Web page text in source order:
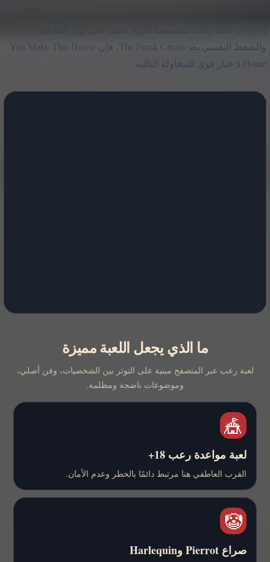
والضغط النفسي بعد The Freak Circus، فإن You Make This House
a Home خيار قوي للمحاولة التالية.
ما الذي يجعل اللعبة مميزة
لعبة رعب عبر المتصفح مبنية على التوتر بين الشخصيات، وفن أصلي،
وموضوعات ناضجة ومظلمة.
🎪
لعبة مواعدة رعب 18+
القرب العاطفي هنا مرتبط دائمًا بالخطر وعدم الأمان.
🤡
صراع Pierrot وHarlequin